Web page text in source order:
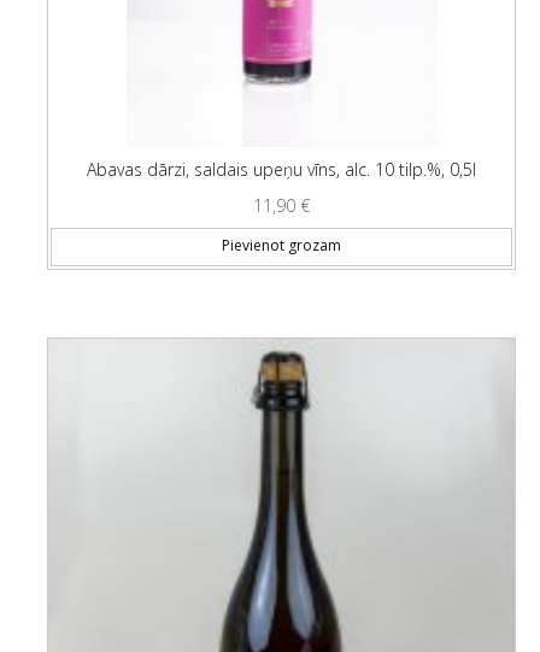
Abavas dārzi, saldais upeņu vīns, alc. 10 tilp.%, 0,5l
11,90 €
Pievienot grozam